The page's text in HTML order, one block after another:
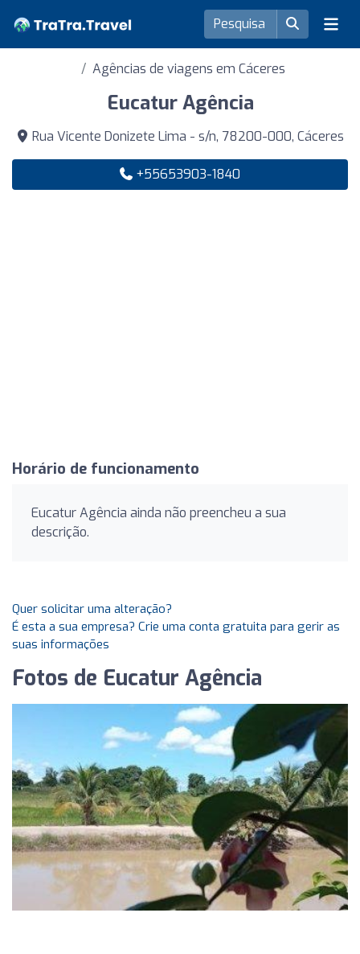
Agências de viagens em Cáceres
Eucatur Agência
Rua Vicente Donizete Lima - s/n, 78200-000, Cáceres
+55653903-1840
Horário de funcionamento
Eucatur Agência ainda não preencheu a sua
descrição.
Quer solicitar uma alteração?
É esta a sua empresa? Crie uma conta gratuita para gerir as
suas informações
Fotos de Eucatur Agência